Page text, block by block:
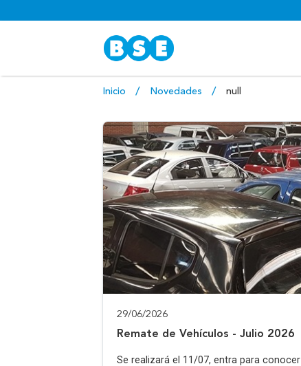
Inicio Novedades null
29/06/2026
Remate de Vehículos - Julio 2026
Se realizará el 11/07, entra para conocer